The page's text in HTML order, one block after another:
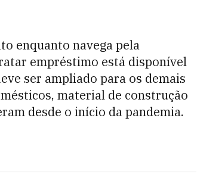
enquanto navega pela
empréstimo está disponível
ser ampliado para os demais
material de construção
desde o início da pandemia.